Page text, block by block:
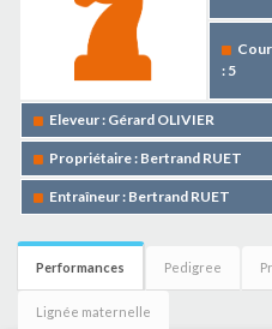
: 5
Eleveur : Gérard OLIVIER
Propriétaire : Bertrand RUET
Entraîneur : Bertrand RUET
Performances Pedigree
Lignée maternelle